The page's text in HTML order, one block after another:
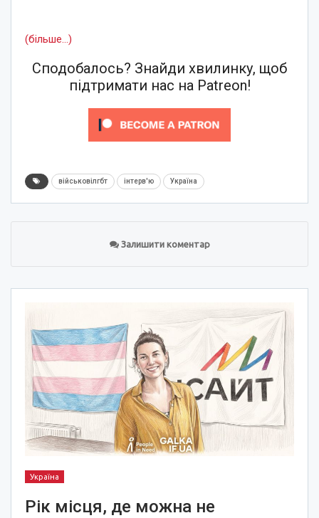
(більше…)
Сподобалось? Знайди хвилинку, щоб
підтримати нас на Patreon!
військовілгбт інтерв'ю Україна
Залишити коментар
Україна
Рік місця, де можна не